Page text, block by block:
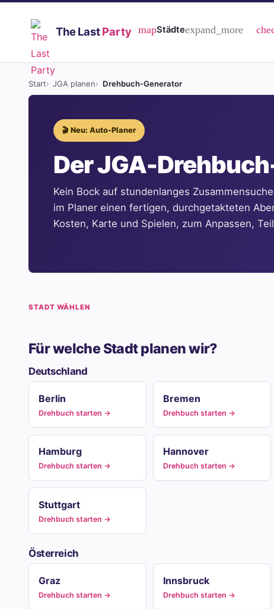
The LastParty mapStädteexpand_more
Start JGA planen Drehbuch-Generator
🎬 Neu: Auto-Planer
Der JGA-
Kein Bock auf stundenlanges
im Planer einen fertigen, durchgetakteten
Kosten, Karte und Spielen, zum Anpassen,
STADT WÄHLEN
Für welche Stadt planen wir?
Deutschland
Berlin
Drehbuch starten →
Bremen
Drehbuch starten →
Hamburg
Drehbuch starten →
Hannover
Drehbuch starten →
Stuttgart
Drehbuch starten →
Österreich
Graz
Drehbuch starten →
Innsbruck
Drehbuch starten →